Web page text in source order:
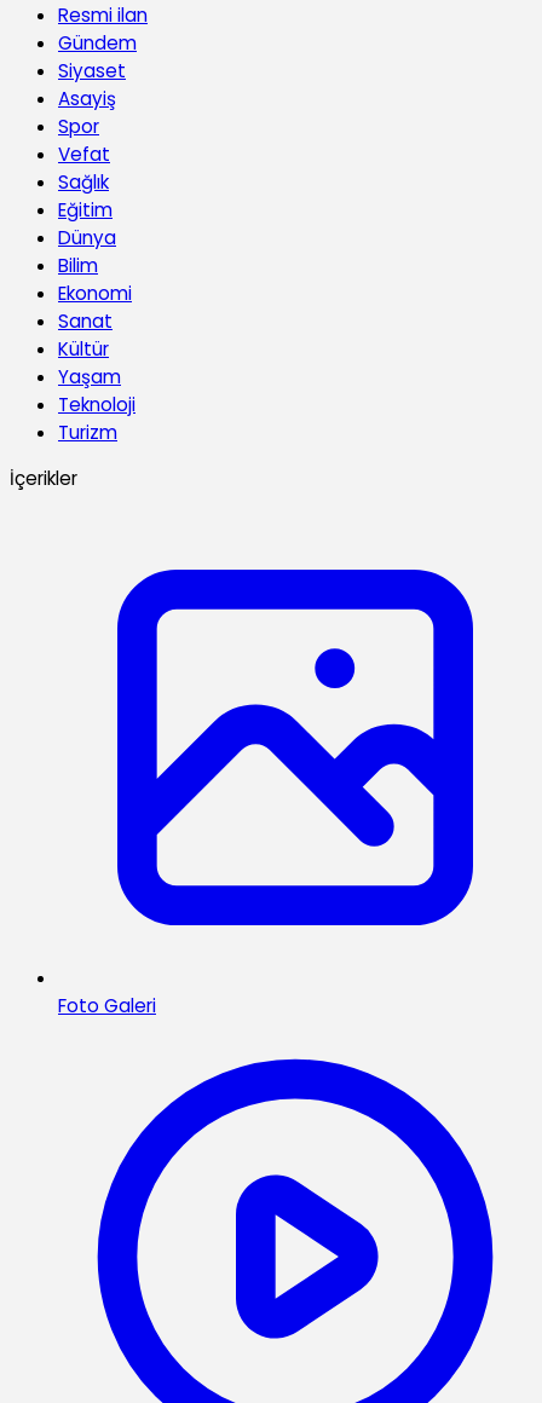
Resmi ilan
Gündem
Siyaset
Asayiş
Spor
Vefat
Sağlık
Eğitim
Dünya
Bilim
Ekonomi
Sanat
Kültür
Yaşam
Teknoloji
Turizm
İçerikler
Foto Galeri